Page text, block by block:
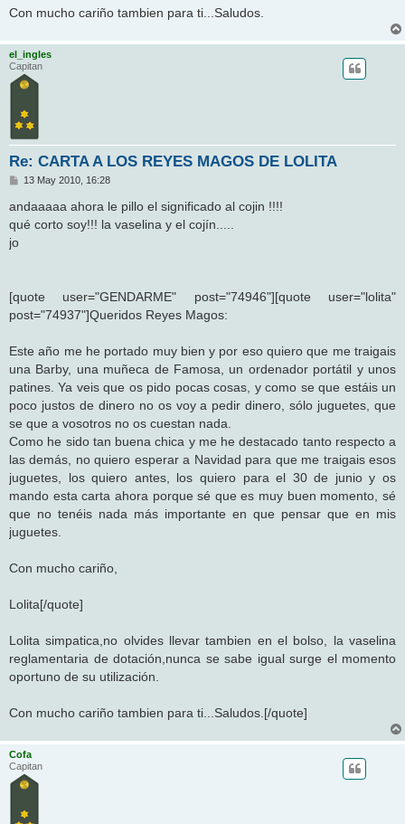
Con mucho cariño tambien para ti...Saludos.
el_ingles
Capitan
Re: CARTA A LOS REYES MAGOS DE LOLITA
M
n
s
a
13 May 2010, 16:28
andaaaaa ahora le pillo el significado al cojin !!!!
qué corto soy!!! la vaselina y el cojín.....
jo
[quote user="GENDARME" post="74946"][quote user="lolita"
post="74937"]Queridos Reyes Magos:
Este año me he portado muy bien y por eso quiero que me traigais
una Barby, una muñeca de Famosa, un ordenador portátil y unos
patines. Ya veis que os pido pocas cosas, y como se que estáis un
poco justos de dinero no os voy a pedir dinero, sólo juguetes, que
se que a vosotros no os cuestan nada.
Como he sido tan buena chica y me he destacado tanto respecto a
las demás, no quiero esperar a Navidad para que me traigais esos
juguetes, los quiero antes, los quiero para el 30 de junio y os
mando esta carta ahora porque sé que es muy buen momento, sé
que no tenéis nada más importante en que pensar que en mis
juguetes.
Con mucho cariño,
Lolita[/quote]
Lolita simpatica,no olvides llevar tambien en el bolso, la vaselina
reglamentaria de dotación,nunca se sabe igual surge el momento
oportuno de su utilización.
Con mucho cariño tambien para ti...Saludos.[/quote]
Cofa
Capitan